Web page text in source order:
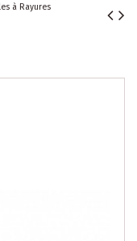
à Rayures